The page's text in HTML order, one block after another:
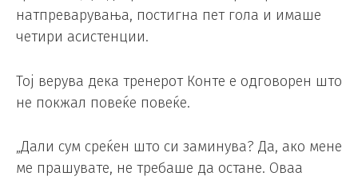
натпреварувања, постигна пет гола и имаше
четири асистенции.
Тој верува дека тренерот Конте е одговорен што
не покжал повеќе повеќе.
„Дали сум среќен што си заминува? Да, ако мене
ме прашувате, не требаше да остане. Оваа